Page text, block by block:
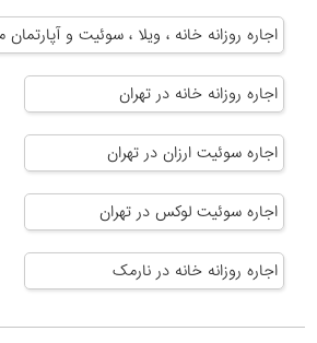
اجاره روزانه خانه ، ویلا ، سوئیت و آپارتمان
اجاره روزانه خانه در تهران
اجاره سوئیت ارزان در تهران
اجاره سوئیت لوکس در تهران
اجاره روزانه خانه در نارمک